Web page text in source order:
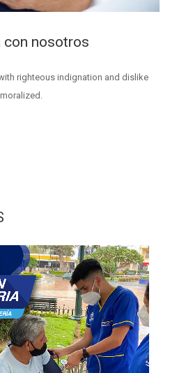
con nosotros
righteous indignation and dislike